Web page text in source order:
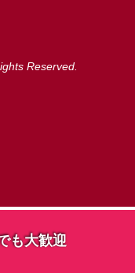
Reserved.
も大歓迎
も大歓迎